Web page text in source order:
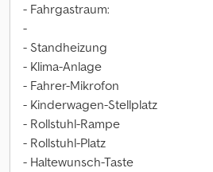
- Fahrgastraum:
-
- Standheizung
- Klima-Anlage
- Fahrer-Mikrofon
- Kinderwagen-Stellplatz
- Rollstuhl-Rampe
- Rollstuhl-Platz
- Haltewunsch-Taste